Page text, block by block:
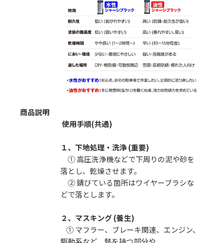
商品説明
使用手順(共通)
１、下地処理・洗浄 (重要)
① 高圧洗浄機などで下周りの泥や砂を
落とし、乾燥させます。
② 錆びている箇所はワイヤーブラシな
どで落とします。
２、マスキング (養生)
① マフラー、ブレーキ関連、エンジン、